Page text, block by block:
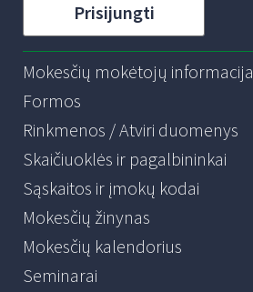
Prisijungti
Mokesčių mokėtojų informacija
Formos
Rinkmenos / Atviri duomenys
Skaičiuoklės ir pagalbininkai
Sąskaitos ir įmokų kodai
Mokesčių žinynas
Mokesčių kalendorius
Seminarai